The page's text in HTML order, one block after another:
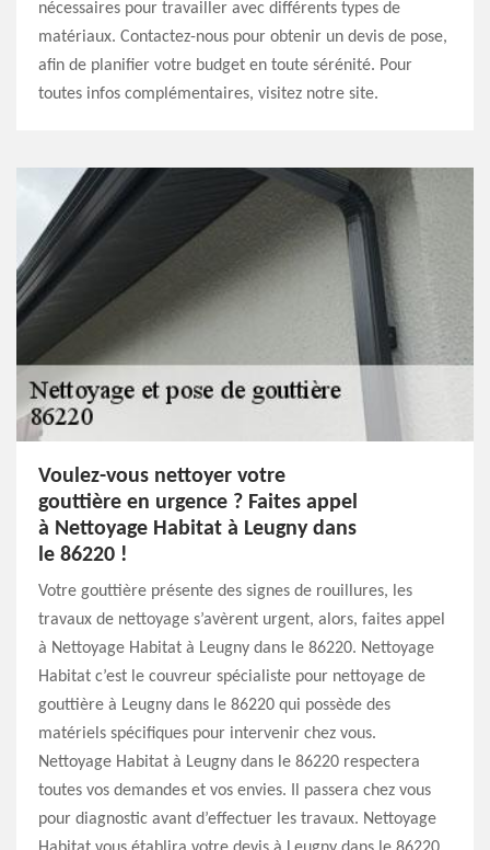
nécessaires pour travailler avec différents types de
matériaux. Contactez-nous pour obtenir un devis de pose,
afin de planifier votre budget en toute sérénité. Pour
toutes infos complémentaires, visitez notre site.
Voulez-vous nettoyer votre
gouttière en urgence ? Faites appel
à Nettoyage Habitat à Leugny dans
le 86220 !
Votre gouttière présente des signes de rouillures, les
travaux de nettoyage s’avèrent urgent, alors, faites appel
à Nettoyage Habitat à Leugny dans le 86220. Nettoyage
Habitat c’est le couvreur spécialiste pour nettoyage de
gouttière à Leugny dans le 86220 qui possède des
matériels spécifiques pour intervenir chez vous.
Nettoyage Habitat à Leugny dans le 86220 respectera
toutes vos demandes et vos envies. Il passera chez vous
pour diagnostic avant d’effectuer les travaux. Nettoyage